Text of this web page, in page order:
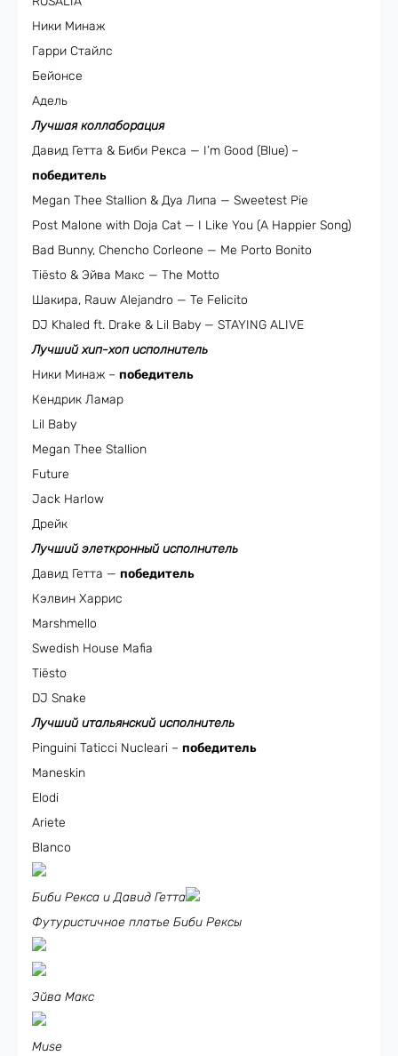
Ники Минаж
Гарри Стайлс
Бейонсе
Адель
Лучшая коллаборация
Давид Гетта & Биби Рекса — I’m Good (Blue) –
победитель
Megan Thee Stallion & Дуа Липа — Sweetest Pie
Post Malone with Doja Cat — I Like You (A Happier Song)
Bad Bunny, Chencho Corleone — Me Porto Bonito
Tiësto & Эйва Макс — The Motto
Шакира, Rauw Alejandro — Te Felicito
DJ Khaled ft. Drake & Lil Baby — STAYING ALIVE
Лучший хип-хоп исполнитель
Ники Минаж – победитель
Кендрик Ламар
Lil Baby
Megan Thee Stallion
Future
Jack Harlow
Дрейк
Лучший элеткронный исполнитель
Давид Гетта — победитель
Кэлвин Харрис
Marshmello
Swedish House Mafia
Tiësto
DJ Snake
Лучший итальянский исполнитель
Pinguini Taticci Nucleari – победитель
Maneskin
Elodi
Ariete
Blanco
Биби Рекса и Давид Гетта
Футуристичное платье Биби Рексы
Эйва Макс
Muse